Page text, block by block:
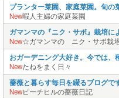
プランター菜園、家庭菜園。旬の
New暇人主婦の家庭菜園
ガマンマの『ニク・サボ』栽培に
New☆ガマンマの ニク・サボ栽
おガーデニング大好き。今では、
Newたねをまく日々
薔薇と暮らす毎日を綴るブログで
Newピーチヒルの薔薇日記